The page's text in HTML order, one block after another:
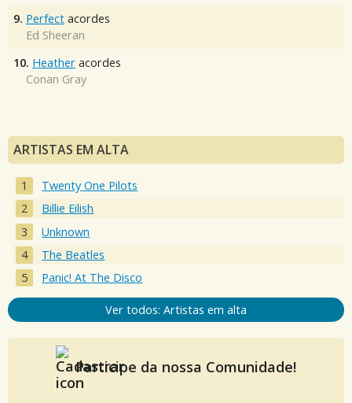
9. Perfect acordes
Ed Sheeran
10. Heather acordes
Conan Gray
ARTISTAS EM ALTA
Twenty One Pilots
Billie Eilish
Unknown
The Beatles
Panic! At The Disco
Ver todos: Artistas em alta
Participe da nossa Comunidade!